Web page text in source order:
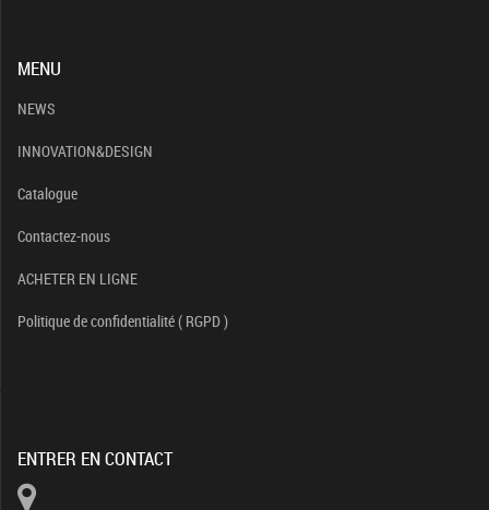
MENU
NEWS
INNOVATION&DESIGN
Catalogue
Contactez-nous
ACHETER EN LIGNE
Politique de confidentialité ( RGPD )
ENTRER EN CONTACT